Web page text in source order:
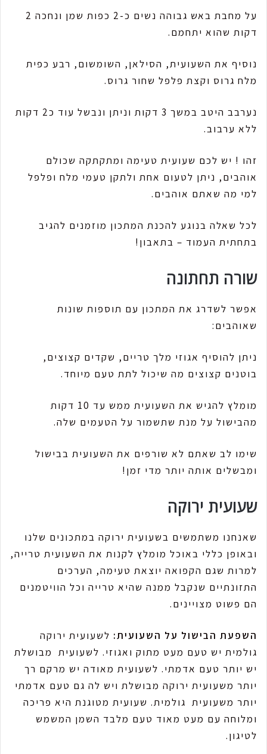
על מחבת באש גבוהה נשים כ-2 כפות שמן ונחכה 2
דקות שהוא יתחמם.
נוסיף את השעועית, הסילאן, השומשום, רבע כפית
מלח גרוס וקצת פלפל שחור גרוס.
נערבב היטב במשך 3 דקות וניתן ונבשל עוד כ2 דקות
ללא ערבוב.
זהו ! יש לכם שעועית טעימה ומתקתקה שכולם
אוהבים, ניתן לטעום אחת ולתקן טעמי מלח ופלפל
למי מה שאתם אוהבים.
לכל שאלה בנוגע להכנת המתכון מוזמנים להגיב
בתחתית העמוד – בתאבון!
שורה תחתונה
אפשר לשדרג את המתכון עם תוספות שונות
שאוהבים:
ניתן להוסיף אגוזי מלך טריים, שקדים קצוצים,
בוטנים קצוצים מה שיכול לתת טעם מיוחד.
מומלץ להגיש את השעועית ממש עד 10 דקות
מהבישול על מנת שתשמור על הטעמים שלה.
שימו לב שאתם לא שורפים את השעועית בבישול
ומבשלים אותה יותר מדי זמן!
שעועית ירוקה
שאנחנו משתמשים בשעועית ירוקה במתכונים שלנו
ובאופן כללי באוכל מומלץ לקנות את השעועית טרייה,
למרות שגם הקפואה יוצאת טעימה, הערכים
התזונתיים שנקבל ממנה שהיא טרייה וכל הוויטמנים
הם פשוט מצויינים.
השפעת הבישול על השעועית: לשעועית ירוקה
גולמית יש טעם מעט מתוק ואגוזי. לשעועית מבושלת
יש יותר טעם אדמתי. לשעועית מאודה יש מרקם רך
יותר משעועית ירוקה מבושלת ויש לה גם טעם אדמתי
יותר משעועית גולמית. שעועית מטוגנת היא פריכה
ומלוחה עם מעט מאוד טעם מלבד השמן המשמש
לטיגון.